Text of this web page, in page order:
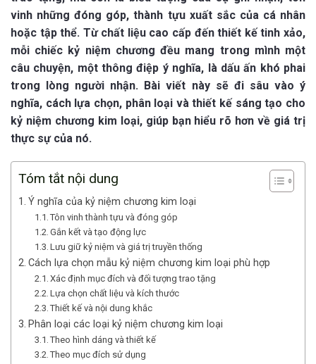
vinh những đóng góp, thành tựu xuất sắc của cá nhân
hoặc tập thể. Từ chất liệu cao cấp đến thiết kế tinh xảo,
mỗi chiếc kỷ niệm chương đều mang trong mình một
câu chuyện, một thông điệp ý nghĩa, là dấu ấn khó phai
trong lòng người nhận. Bài viết này sẽ đi sâu vào ý
nghĩa, cách lựa chọn, phân loại và thiết kế sáng tạo cho
kỷ niệm chương kim loại, giúp bạn hiểu rõ hơn về giá trị
thực sự của nó.
Tóm tắt nội dung
Ý nghĩa của kỷ niệm chương kim loại
Tôn vinh thành tựu và đóng góp
Gắn kết và tạo động lực
Lưu giữ kỷ niệm và giá trị truyền thống
Cách lựa chọn mẫu kỷ niệm chương kim loại phù hợp
Xác định mục đích và đối tượng trao tặng
Lựa chọn chất liệu và kích thước
Thiết kế và nội dung khắc
Phân loại các loại kỷ niệm chương kim loại
Theo hình dáng và thiết kế
Theo mục đích sử dụng